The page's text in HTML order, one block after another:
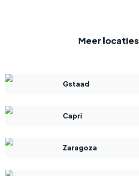
Meer locaties
Gstaad
Capri
Zaragoza